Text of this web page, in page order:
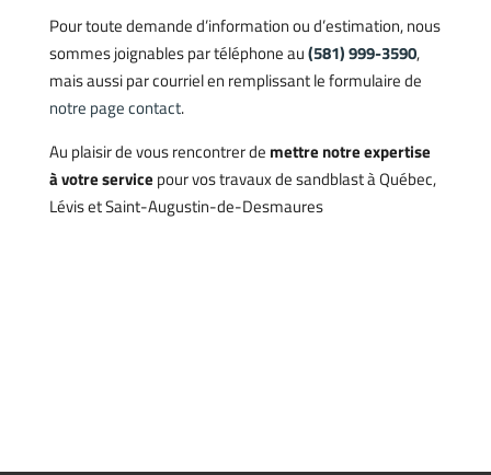
Pour toute demande d’information ou d’estimation, nous
sommes joignables par téléphone au(581) 999-3590,
mais aussi par courriel en remplissant le formulaire de
notre page contact.
Au plaisir de vous rencontrer de mettre notre expertise
à votre service pour vos travaux de sandblast à Québec,
Lévis et Saint-Augustin-de-Desmaures